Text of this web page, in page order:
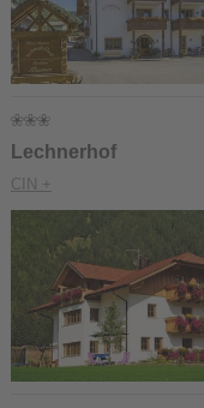
Lechnerhof
CIN +